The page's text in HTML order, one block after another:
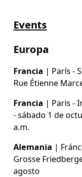
Events
Europa
Francia | París -
Rue Étienne
Francia | Paris -
- sábado 1 de
a.m.
Alemania |
Grosse
agosto